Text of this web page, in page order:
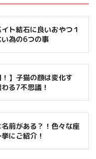
ト結石に良いおやつ１
為の6つの事
！】子猫の顔は変化す
る7不思議！
前がある？！色々な座
にご紹介！